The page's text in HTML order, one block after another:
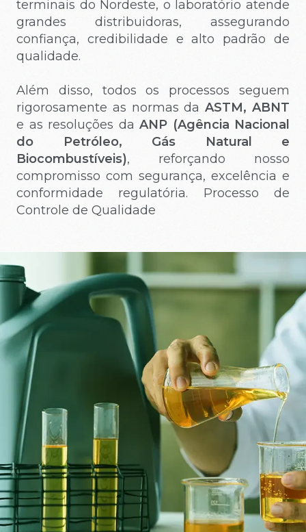
terminais do Nordeste, o laboratório atende
grandes distribuidoras, assegurando
confiança, credibilidade e alto padrão de
qualidade.
Além disso, todos os processos seguem
rigorosamente as normas daASTM, ABNT
e as resoluções da ANP (Agência Nacional
do Petróleo, Gás Natural e
Biocombustíveis), reforçando nosso
compromisso com segurança, excelência e
conformidade regulatória. Processo de
Controle de Qualidade